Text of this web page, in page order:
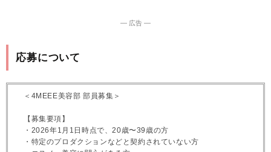
― 広告 ―
応募について
＜4MEEE美容部 部員募集＞
【募集要項】
・2026年1月1日時点で、20歳〜39歳の方
・特定のプロダクションなどと契約されていない方